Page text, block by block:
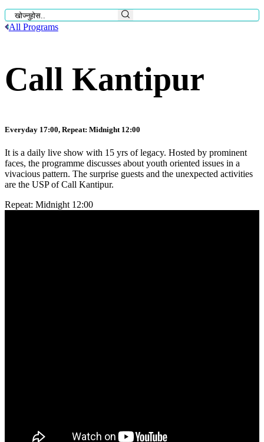
All Programs
Call Kantipur
Everyday 17:00, Repeat: Midnight 12:00
It is a daily live show with 15 yrs of legacy. Hosted by prominent
faces, the programme discusses about youth oriented issues in a
vivacious pattern. The surprise guests and the unexpected activities
are the USP of Call Kantipur.
Repeat: Midnight 12:00